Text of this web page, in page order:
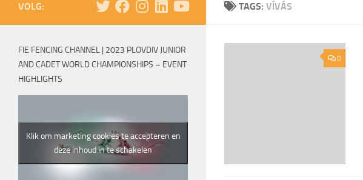
TAGS: VÍVÁS
0
VOLG:
FIE FENCING CHANNEL | 2023 PLOVDIV JUNIOR
AND CADET WORLD CHAMPIONSHIPS – EVENT
HIGHLIGHTS
Klik om marketing cookies te accepteren en
deze inhoud in te schakelen